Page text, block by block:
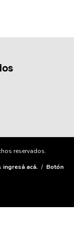
reservados.
ingresá acá. / Botón